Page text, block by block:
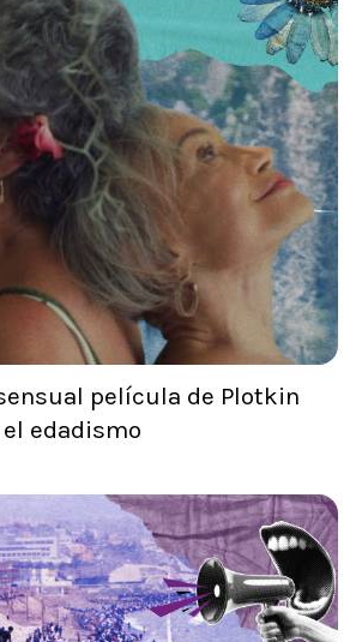
película de Plotkin
edadismo